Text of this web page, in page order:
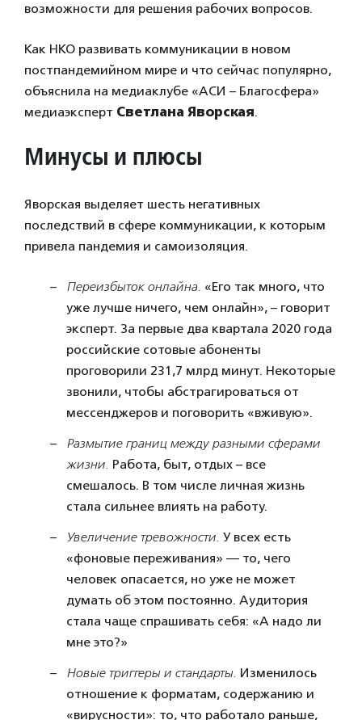
возможности для решения рабочих вопросов.
Как НКО развивать коммуникации в новом
постпандемийном мире и что сейчас популярно,
объяснила на медиаклубе «АСИ – Благосфера»
медиаэксперт Светлана Яворская.
Минусы и плюсы
Яворская выделяет шесть негативных
последствий в сфере коммуникации, к которым
привела пандемия и самоизоляция.
Переизбыток онлайна. «Его так много, что
уже лучше ничего, чем онлайн», – говорит
эксперт. За первые два квартала 2020 года
российские сотовые абоненты
проговорили 231,7 млрд минут. Некоторые
звонили, чтобы абстрагироваться от
мессенджеров и поговорить «вживую».
Размытие границ между разными сферами
жизни. Работа, быт, отдых – все
смешалось. В том числе личная жизнь
стала сильнее влиять на работу.
Увеличение тревожности. У всех есть
«фоновые переживания» — то, чего
человек опасается, но уже не может
думать об этом постоянно. Аудитория
стала чаще спрашивать себя: «А надо ли
мне это?»
Новые триггеры и стандарты. Изменилось
отношение к форматам, содержанию и
«вирусности»: то, что работало раньше,